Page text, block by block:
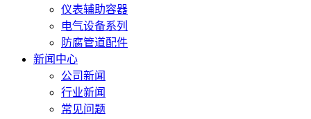
仪表辅助容器
电气设备系列
防腐管道配件
新闻中心
公司新闻
行业新闻
常见问题